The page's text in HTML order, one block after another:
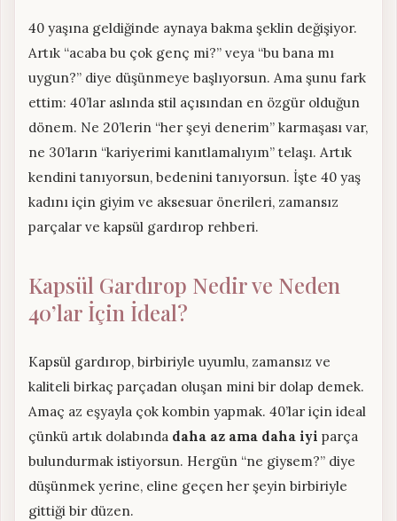
40 yaşına geldiğinde aynaya bakma şeklin değişiyor.
Artık “acaba bu çok genç mi?” veya “bu bana mı
uygun?” diye düşünmeye başlıyorsun. Ama şunu fark
ettim: 40’lar aslında stil açısından en özgür olduğun
dönem. Ne 20’lerin “her şeyi denerim” karmaşası var,
ne 30’ların “kariyerimi kanıtlamalıyım” telaşı. Artık
kendini tanıyorsun, bedenini tanıyorsun. İşte 40 yaş
kadını için giyim ve aksesuar önerileri, zamansız
parçalar ve kapsül gardırop rehberi.
Kapsül Gardırop Nedir ve Neden
40’lar İçin İdeal?
Kapsül gardırop, birbiriyle uyumlu, zamansız ve
kaliteli birkaç parçadan oluşan mini bir dolap demek.
Amaç az eşyayla çok kombin yapmak. 40’lar için ideal
çünkü artık dolabında daha az ama daha iyi parça
bulundurmak istiyorsun. Hergün “ne giysem?” diye
düşünmek yerine, eline geçen her şeyin birbiriyle
gittiği bir düzen.